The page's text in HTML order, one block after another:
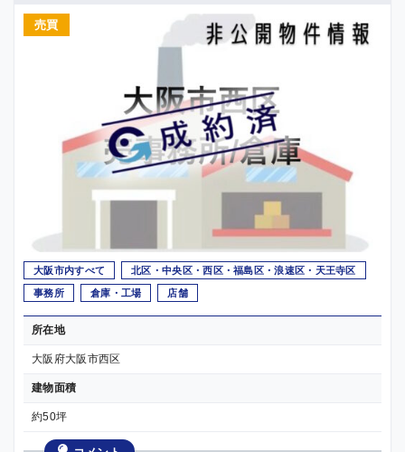
売買
大阪市内すべて 北区・中央区・西区・福島区・浪速区・天王寺区
事務所 倉庫・工場 店舗
所在地
大阪府大阪市西区
建物面積
約50坪